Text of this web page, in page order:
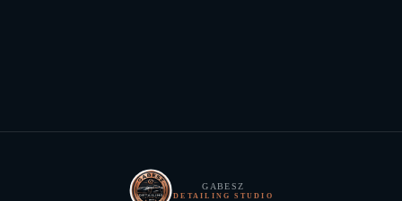
GABESZ
DETAILING STUDIO